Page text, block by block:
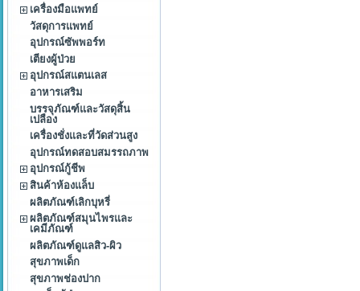
เครื่องมือแพทย์
วัสดุการแพทย์
อุปกรณ์ซัพพอร์ท
เตียงผู้ป่วย
อุปกรณ์สแตนเลส
อาหารเสริม
บรรจุภัณฑ์และวัสดุสิ้น
เปลือง
เครื่องชั่งและที่วัดส่วนสูง
อุปกรณ์ทดสอบสมรรถภาพ
อุปกรณ์กู้ชีพ
สินค้าห้องแล็บ
ผลิตภัณฑ์เลิกบุหรี่
ผลิตภัณฑ์สมุนไพรและ
เคมีภัณฑ์
ผลิตภัณฑ์ดูแลสิว-ผิว
สุขภาพเด็ก
สุขภาพช่องปาก